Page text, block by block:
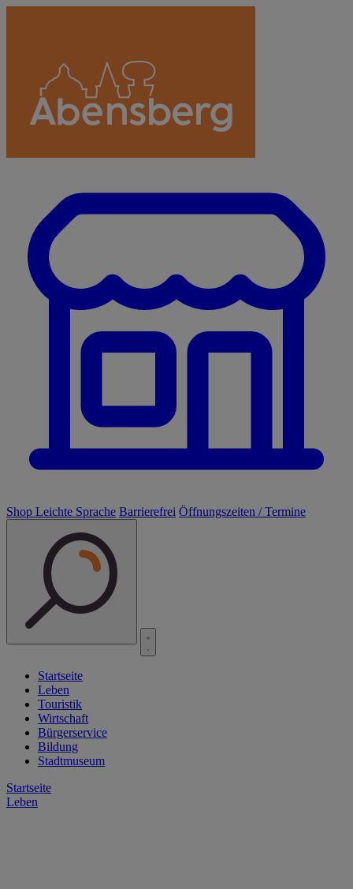
Shop Leichte Sprache Barrierefrei Öffnungszeiten / Termine
Startseite
Leben
Touristik
Wirtschaft
Bürgerservice
Bildung
Stadtmuseum
Startseite
Leben